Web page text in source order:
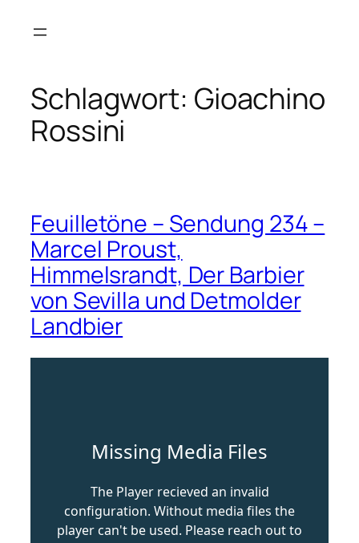
Inhalt
Schlagwort: Gioachino
Rossini
Feuilletöne – Sendung 234 –
Marcel Proust,
Himmelsrandt, Der Barbier
von Sevilla und Detmolder
Landbier